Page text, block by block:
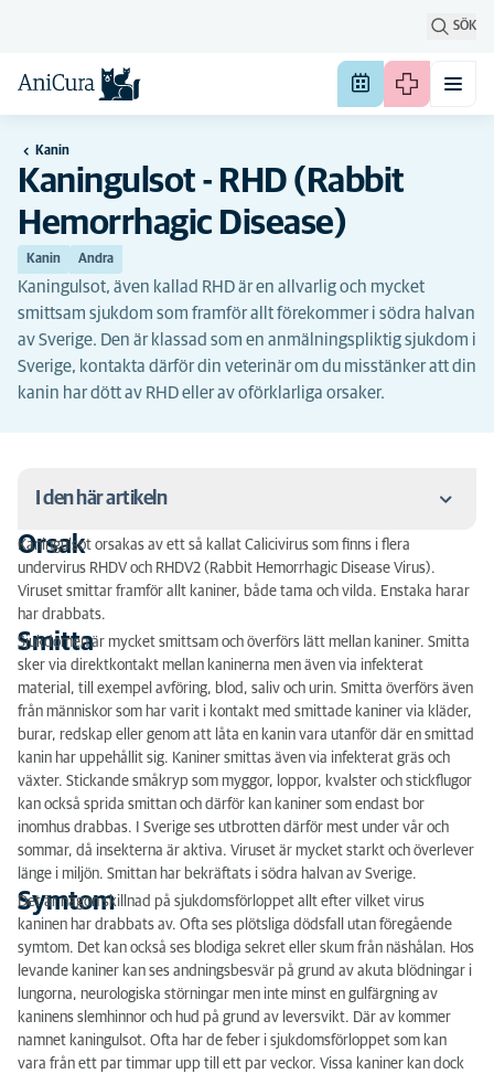
SÖK
Kanin
Kaningulsot - RHD (Rabbit
Hemorrhagic Disease)
Kanin Andra
Kaningulsot, även kallad RHD är en allvarlig och mycket
smittsam sjukdom som framför allt förekommer i södra halvan
av Sverige. Den är klassad som en anmälningspliktig sjukdom i
Sverige, kontakta därför din veterinär om du misstänker att din
kanin har dött av RHD eller av oförklarliga orsaker.
I den här artikeln
Orsak
Smitta
Symtom
Smittskydd
Vaccinering
Orsak
Kaningulsot orsakas av ett så kallat Calicivirus som finns i flera
undervirus RHDV och RHDV2 (Rabbit Hemorrhagic Disease Virus).
Viruset smittar framför allt kaniner, både tama och vilda. Enstaka harar
har drabbats.
Smitta
Sjukdomen är mycket smittsam och överförs lätt mellan kaniner. Smitta
sker via direktkontakt mellan kaninerna men även via infekterat
material, till exempel avföring, blod, saliv och urin. Smitta överförs även
från människor som har varit i kontakt med smittade kaniner via kläder,
burar, redskap eller genom att låta en kanin vara utanför där en smittad
kanin har uppehållit sig. Kaniner smittas även via infekterat gräs och
växter. Stickande småkryp som myggor, loppor, kvalster och stickflugor
kan också sprida smittan och därför kan kaniner som endast bor
inomhus drabbas. I Sverige ses utbrotten därför mest under vår och
sommar, då insekterna är aktiva. Viruset är mycket starkt och överlever
länge i miljön. Smittan har bekräftats i södra halvan av Sverige.
Symtom
Det är någon skillnad på sjukdomsförloppet allt efter vilket virus
kaninen har drabbats av. Ofta ses plötsliga dödsfall utan föregående
symtom. Det kan också ses blodiga sekret eller skum från näshålan. Hos
levande kaniner kan ses andningsbesvär på grund av akuta blödningar i
lungorna, neurologiska störningar men inte minst en gulfärgning av
kaninens slemhinnor och hud på grund av leversvikt. Där av kommer
namnet kaningulsot. Ofta har de feber i sjukdomsförloppet som kan
vara från ett par timmar upp till ett par veckor. Vissa kaniner kan dock